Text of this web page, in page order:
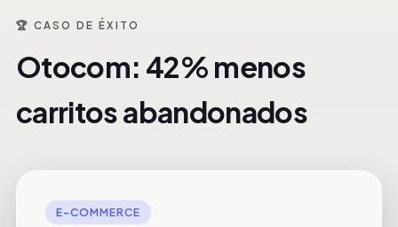
🏆 CASO DE ÉXITO
Otocom: 42% menos
carritos abandonados
E-COMMERCE